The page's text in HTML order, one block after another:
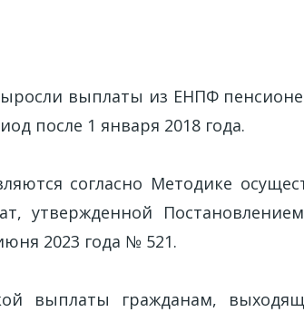
выросли выплаты из ЕНПФ
после 1 января 2018 года.
согласно Методике
утвержденной
2023 года № 521.
выплаты гражданам,